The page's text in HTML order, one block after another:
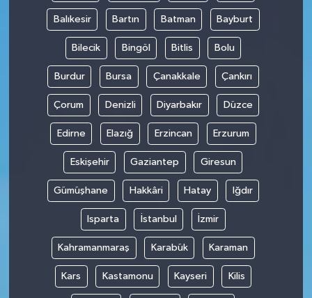
Balıkesir Bartın Batman Bayburt
Bilecik Bingöl Bitlis Bolu
Burdur Bursa Çanakkale Çankırı
Çorum Denizli Diyarbakır Düzce
Edirne Elazığ Erzincan Erzurum
Eskişehir Gaziantep Giresun
Gümüşhane Hakkâri Hatay Iğdır
Isparta İstanbul İzmir
Kahramanmaraş Karabük Karaman
Kars Kastamonu Kayseri Kilis